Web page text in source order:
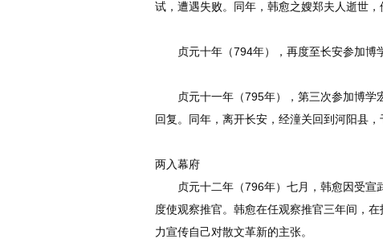
试，遭遇失败。同年，韩愈之嫂郑夫人逝世，
贞元十年（794年），再度至长安参加博学
贞元十一年（795年），第三次参加博学
回复。同年，离开长安，经潼关回到河阳县，
两入幕府
贞元十二年（796年）七月，韩愈因受宣
度使观察推官。韩愈在任观察推官三年间，
力宣传自己对散文革新的主张。